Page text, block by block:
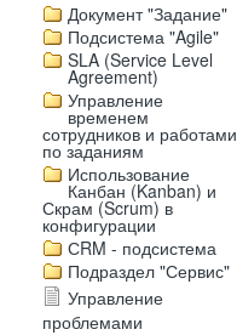
Документ "Задание"
Подсистема "Agile"
SLA (Service Level
Agreement)
Управление
временем
сотрудников и работами
по заданиям
Использование
Канбан (Kanban) и
Скрам (Scrum) в
конфигурации
СRM - подсистема
Подраздел "Сервис"
Управление
проблемами